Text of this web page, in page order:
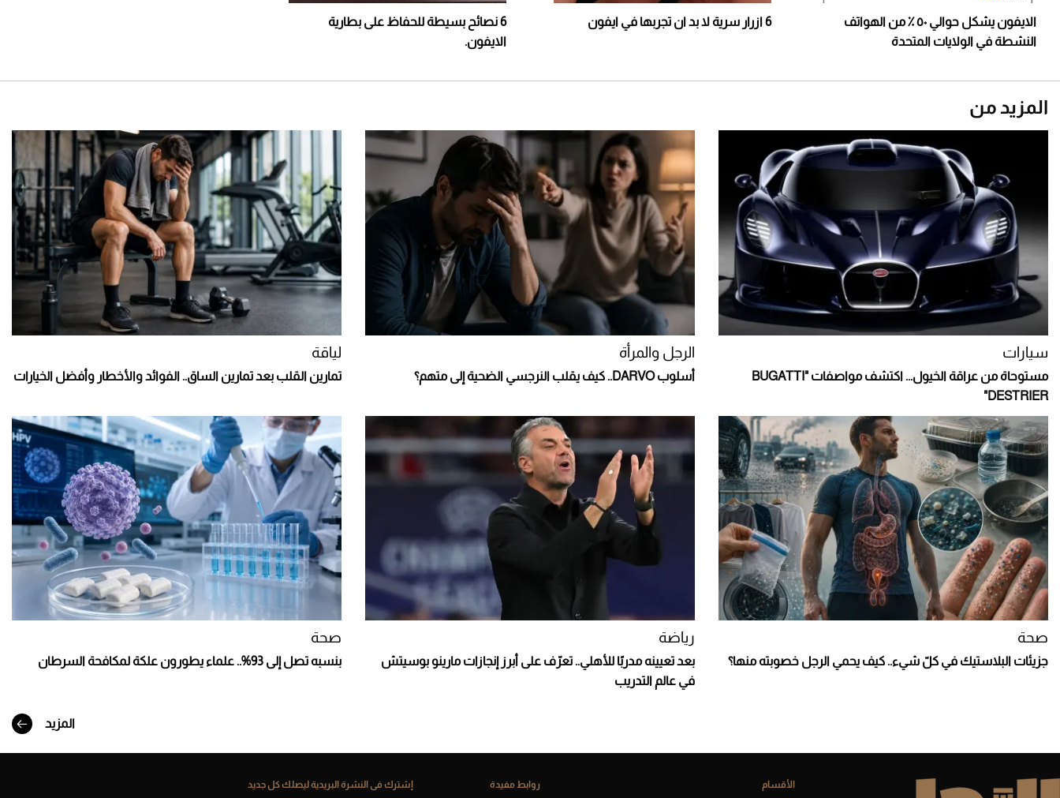
الايفون يشكل حوالي ٥٠ ٪ من الهواتف
النشطة في الولايات المتحدة
6 ازرار سرية لا بد ان تجربها في ايفون
6 نصائح بسيطة للحفاظ على بطارية
الايفون.
المزيد من
سيارات
مستوحاة من عراقة الخيول... اكتشف مواصفات "BUGATTI
DESTRIER"
الرجل والمرأة
أسلوب DARVO.. كيف يقلب النرجسي الضحية إلى متهم؟
لياقة
تمارين القلب بعد تمارين الساق.. الفوائد والأخطار وأفضل الخيارات
صحة
جزيئات البلاستيك في كلّ شيء.. كيف يحمي الرجل خصوبته منها؟
رياضة
بعد تعيينه مدربًا للأهلي.. تعرّف على أبرز إنجازات مارينو بوسيتش
في عالم التدريب
صحة
بنسبه تصل إلى 93%.. علماء يطورون علكة لمكافحة السرطان
المزيد
الأقسام روابط مفيدة إشترك فى النشرة البريدية ليصلك كل جديد